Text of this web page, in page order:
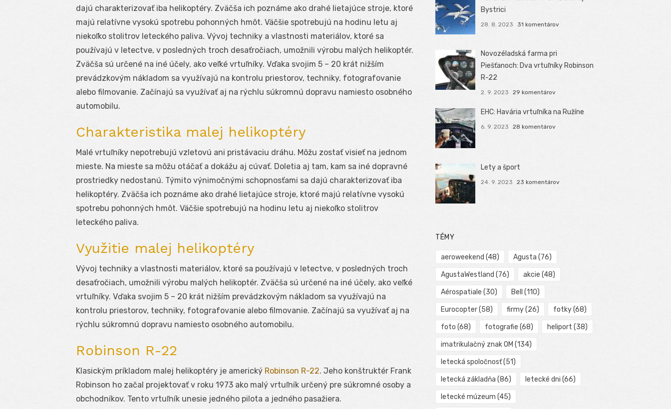
dajú charakterizovať iba helikoptéry. Zväčša ich poznáme ako drahé lietajúce stroje, ktoré
majú relatívne vysokú spotrebu pohonných hmôt. Väčšie spotrebujú na hodinu letu aj
niekoľko stolitrov leteckého paliva. Vývoj techniky a vlastnosti materiálov, ktoré sa
používajú v letectve, v posledných troch desaťročiach, umožnili výrobu malých helikoptér.
Zväčša sú určené na iné účely, ako veľké vrtuľníky. Vďaka svojim 5 – 20 krát nižším
prevádzkovým nákladom sa využívajú na kontrolu priestorov, techniky, fotografovanie
alebo filmovanie. Začínajú sa využívať aj na rýchlu súkromnú dopravu namiesto osobného
automobilu.
Charakteristika malej helikoptéry
Malé vrtuľníky nepotrebujú vzletovú ani pristávaciu dráhu. Môžu zostať visieť na jednom
mieste. Na mieste sa môžu otáčať a dokážu aj cúvať. Doletia aj tam, kam sa iné dopravné
prostriedky nedostanú. Týmito výnimočnými schopnosťami sa dajú charakterizovať iba
helikoptéry. Zväčša ich poznáme ako drahé lietajúce stroje, ktoré majú relatívne vysokú
spotrebu pohonných hmôt. Väčšie spotrebujú na hodinu letu aj niekoľko stolitrov
leteckého paliva.
Využitie malej helikoptéry
Vývoj techniky a vlastnosti materiálov, ktoré sa používajú v letectve, v posledných troch
desaťročiach, umožnili výrobu malých helikoptér. Zväčša sú určené na iné účely, ako veľké
vrtuľníky. Vďaka svojim 5 – 20 krát nižším prevádzkovým nákladom sa využívajú na
kontrolu priestorov, techniky, fotografovanie alebo filmovanie. Začínajú sa využívať aj na
rýchlu súkromnú dopravu namiesto osobného automobilu.
Robinson R-22
Klasickým príkladom malej helikoptéry je americký Robinson R-22. Jeho konštruktér Frank
Robinson ho začal projektovať v roku 1973 ako malý vrtuľník určený pre súkromné osoby a
obchodníkov. Tento vrtuľník unesie jedného pilota a jedného pasažiera.
Bystrici
28. 8. 2023 31 komentárov
Novozéladská farma pri
Piešťanoch: Dva vrtuľníky Robinson
R-22
2. 9. 2023 29 komentárov
EHC: Havária vrtuľníka na Ružíne
6. 9. 2023 28 komentárov
Lety a šport
24. 9. 2023 23 komentárov
TÉMY
aeroweekend (48) Agusta (76)
AgustaWestland (76) akcie (48)
Aérospatiale (30) Bell (110)
Eurocopter(58) firmy(26) fotky(68)
foto (68) fotografie (68) heliport (38)
imatrikulačný znak OM (134)
letecká spoločnosť(51)
letecká základňa (86) letecké dni (66)
letecké múzeum (45)